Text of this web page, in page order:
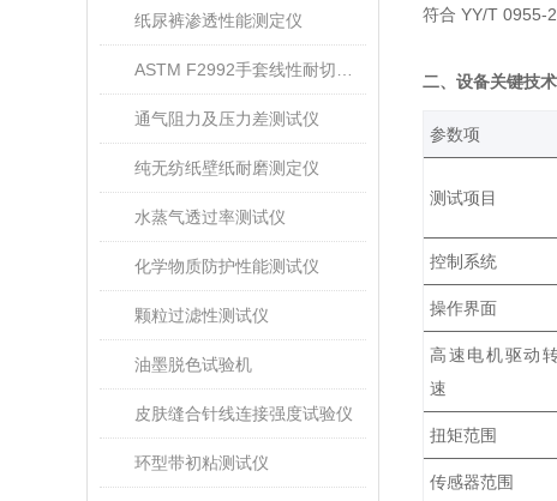
纸尿裤渗透性能测定仪
通气阻力及压力差测试仪
纯无纺纸壁纸耐磨测定仪
水蒸气透过率测试仪
化学物质防护性能测试仪
颗粒过滤性测试仪
油墨脱色试验机
皮肤缝合针线连接强度试验仪
环型带初粘测试仪
符合 ‌YY/T 0955-
二、设备关键技
‌参数项‌
测试项目
控制系统
操作界面
高速电机驱动
速
扭矩范围
传感器范围